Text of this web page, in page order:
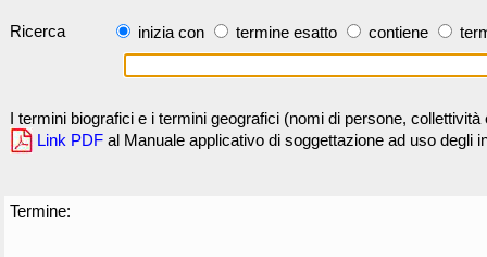
Ricerca inizia con termine esatto contiene
I termini biografici e i termini geografici (nomi di persone,
Link PDF al Manuale applicativo di soggettazione ad uso degli
Termine: